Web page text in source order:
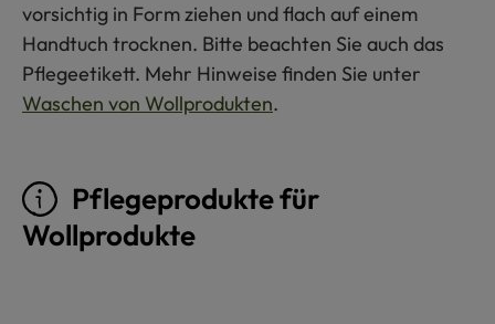
vorsichtig in Form ziehen und flach auf einem
Handtuch trocknen. Bitte beachten Sie auch das
Pflegeetikett. Mehr Hinweise finden Sie unter
Waschen von Wollprodukten.
Pflegeprodukte für
Wollprodukte